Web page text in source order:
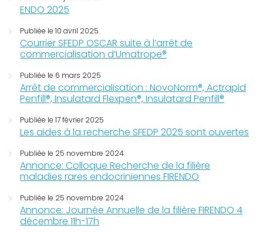
ENDO 2025
Publiée le 10 avril 2025
Courrier SFEDP OSCAR suite à l’arrêt de
commercialisation d’Umatrope®
Publiée le 6 mars 2025
Arrêt de commercialisation : NovoNorm®, Actrapid
Penfill®, Insulatard Flexpen®, Insulatard Penfill®
Publiée le 17 février 2025
Les aides à la recherche SFEDP 2025 sont ouvertes
Publiée le 25 novembre 2024
Annonce: Colloque Recherche de la filière
maladies rares endocriniennes FIRENDO
Publiée le 25 novembre 2024
Annonce: Journée Annuelle de la filière FIRENDO 4
décembre 11h-17h